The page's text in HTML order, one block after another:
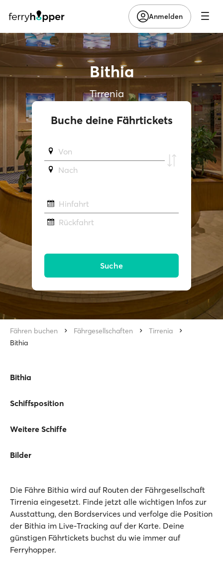
Anmelden
Bithia
Tirrenia
Buche deine Fährtickets
Von
Νach
Hinfahrt
Rückfahrt
Suche
Fähren buchen Fährgesellschaften
Tirrenia
Bithia
Bithia
Schiffsposition
Weitere Schiffe
Bilder
Die Fähre Bithia wird auf Routen der Fährgesellschaft
Tirrenia eingesetzt. Finde jetzt alle wichtigen Infos zur
Ausstattung, den Bordservices und verfolge die Position
der Bithia im Live-Tracking auf der Karte. Deine
günstigen Fährtickets buchst du wie immer auf
Ferryhopper.